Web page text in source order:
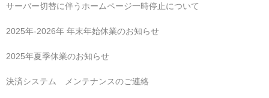
サーバー切替に伴うホームページ一時停止について
2025年‐2026年 年末年始休業のお知らせ
2025年夏季休業のお知らせ
決済システム メンテナンスのご連絡